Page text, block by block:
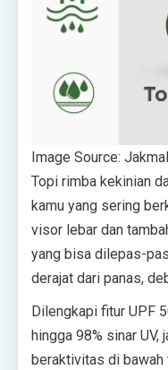
Image Source:
Topi rimba kekinian
kamu yang sering
visor lebar dan
yang bisa dilepas-
derajat dari panas,
Dilengkapi fitur UPF
hingga 98% sinar
beraktivitas di bawah